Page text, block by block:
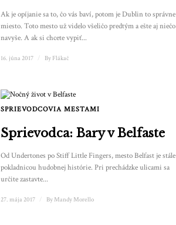
Ak je opíjanie sa to, čo vás baví, potom je Dublin to správne
miesto. Toto mesto už videlo všeličo predtým a ešte aj niečo
navyše. A ak si chcete vypiť...
16. júna 2017 By Flákač
SPRIEVODCOVIA MESTAMI
Sprievodca: Bary v Belfaste
Od Undertones po Stiff Little Fingers, mesto Belfast je stále
pokladnicou hudobnej histórie. Pri prechádzke ulicami sa
určite zastavte...
27. mája 2017 By Mandy Morello